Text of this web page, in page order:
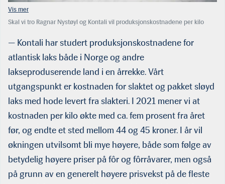
Skal vi tro Ragnar Nystøyl og Kontali vil produksjonskostnadene per kilo
på is, passere 50 kroner i år. I verste fall nærmer vi oss 55 kroner. Det er i så
lakseoppdrett, kanskje tidenes beste.
— Kontali har studert produksjonskostnadene for
atlantisk laks både i Norge og andre
lakseproduserende land i en årrekke. Vårt
utgangspunkt er kostnaden for slaktet og pakket sløyd
laks med hode levert fra slakteri. I 2021 mener vi at
kostnaden per kilo økte med ca. fem prosent fra året
før, og endte et sted mellom 44 og 45 kroner. I år vil
økningen utvilsomt bli mye høyere, både som følge av
betydelig høyere priser på fôr og fôrråvarer, men også
på grunn av en generelt høyere prisvekst på de fleste